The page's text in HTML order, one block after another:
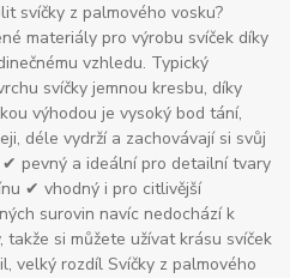
svíčky z palmového vosku?
materiály pro výrobu svíček díky
vzhledu. Typický
svíčky jemnou kresbu, díky
výhodou je vysoký bod tání,
déle vydrží a zachovávají si svůj
pevný a ideální pro detailní tvary
✔ vhodný i pro citlivější
surovin navíc nedochází k
si můžete užívat krásu svíček
velký rozdíl Svíčky z palmového